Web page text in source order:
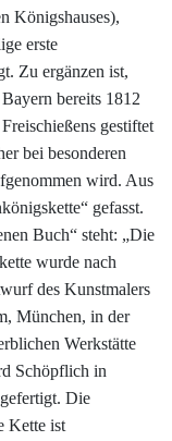
Königshauses),
erste
Zu ergänzen ist,
bereits 1812
gestiftet
bei besonderen
wird. Aus
gefasst.
Buch“ steht: „Die
wurde nach
des Kunstmalers
München, in der
Werkstätte
Schöpflich in
Die
Kette ist